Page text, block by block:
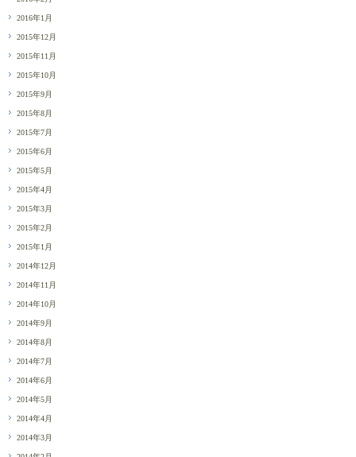
2016年1月
2015年12月
2015年11月
2015年10月
2015年9月
2015年8月
2015年7月
2015年6月
2015年5月
2015年4月
2015年3月
2015年2月
2015年1月
2014年12月
2014年11月
2014年10月
2014年9月
2014年8月
2014年7月
2014年6月
2014年5月
2014年4月
2014年3月